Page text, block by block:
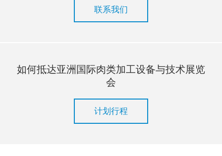
联系我们
如何抵达亚洲国际肉类加工设备与技术展览
会
计划行程